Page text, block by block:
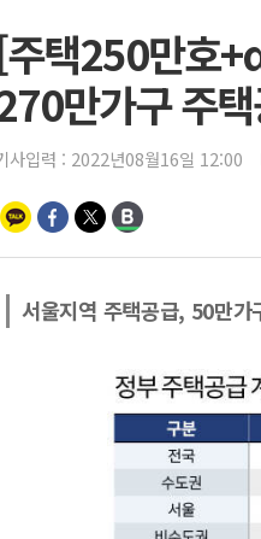
택250만호
만가구 주
사입력 : 2022년08월16일 12:00
서울지역 주택공급, 50만